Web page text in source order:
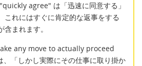
agree" は「迅速に同意する」
これにはすぐに肯定的な返事をする
まれます。
any move to actually proceed
「しかし実際にその仕事に取り掛か